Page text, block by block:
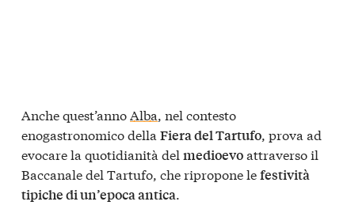
Anche quest’annoAlba, nel contesto
enogastronomico della Fiera del Tartufo, prova ad
evocare la quotidianità del medioevoattraverso il
Baccanale del Tartufo, che ripropone lefestività
tipiche di un’epoca antica.